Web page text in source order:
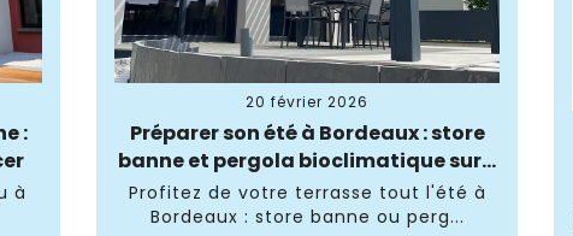
:
à
20 février 2026
Préparer son été à Bordeaux : store
banne et pergola bioclimatique sur...
Profitez de votre terrasse tout l'été à
Bordeaux : store banne ou perg...